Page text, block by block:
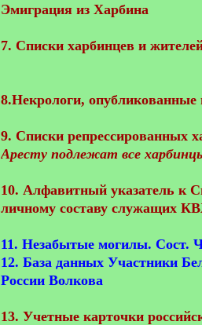
Эмиграция из Харбина
7. Cписки харбинцев и
8.Некрологи, опубликованные
9. Списки репрессированных
Аресту подлежат все
10. Алфавитный указатель к
личному составу служащих
11. Незабытые могилы. Сост.
12. База данных Участники
России Волкова
13. Учетные карточки